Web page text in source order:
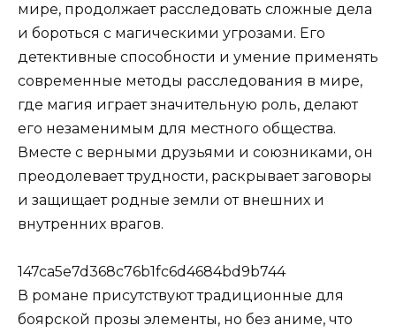
мире, продолжает расследовать сложные дела
и бороться с магическими угрозами. Его
детективные способности и умение применять
современные методы расследования в мире,
где магия играет значительную роль, делают
его незаменимым для местного общества.
Вместе с верными друзьями и союзниками, он
преодолевает трудности, раскрывает заговоры
и защищает родные земли от внешних и
внутренних врагов.
147ca5e7d368c76b1fc6d4684bd9b744
В романе присутствуют традиционные для
боярской прозы элементы, но без аниме, что